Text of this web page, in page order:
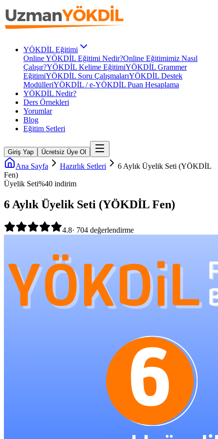
YÖKDİL Eğitimi
Online YÖKDİL Eğitimi Nedir?Online Eğitimimiz Nasıl
Çalışır?YÖKDİL Kelime EğitimiYÖKDİL Grammer
EğitimiYÖKDİL Soru ÇalışmalarıYÖKDİL Destek
ModülleriYÖKDİL / e-YÖKDİL Puan Hesaplama
YÖKDİL Nedir?
Ders Örnekleri
Yorumlar
Blog
Eğitim Setleri
Giriş Yap Ücretsiz Üye Ol
Ana Sayfa Hazırlık Setleri
6 Aylık Üyelik Seti (YÖKDİL
Fen)
Üyelik Seti%40 indirim
6 Aylık Üyelik Seti (YÖKDİL Fen)
4.8· 704 değerlendirme